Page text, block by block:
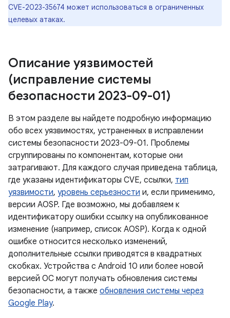
CVE-2023-35674 может использоваться в ограниченных
целевых атаках.
Описание уязвимостей
(исправление системы
безопасности 2023-09-01)
В этом разделе вы найдете подробную информацию
обо всех уязвимостях, устраненных в исправлении
системы безопасности 2023-09-01. Проблемы
сгруппированы по компонентам, которые они
затрагивают. Для каждого случая приведена таблица,
где указаны идентификаторы CVE, ссылки, тип
уязвимости, уровень серьезности и, если применимо,
версии AOSP. Где возможно, мы добавляем к
идентификатору ошибки ссылку на опубликованное
изменение (например, список AOSP). Когда к одной
ошибке относится несколько изменений,
дополнительные ссылки приводятся в квадратных
скобках. Устройства с Android 10 или более новой
версией ОС могут получать обновления системы
безопасности, а также обновления системы через
Google Play.